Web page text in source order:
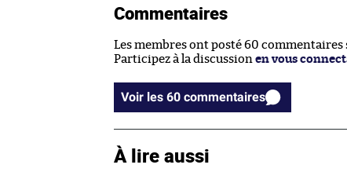
Commentaires
Les membres ont posté 60 commentaires
Participez à la discussion en vous
Voir les 60 commentaires
À lire aussi